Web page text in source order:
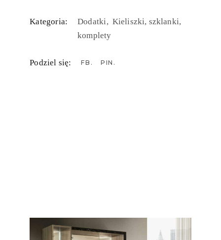
Kategoria: Dodatki Kieliszki, szklanki,
komplety
Podziel się: FB PIN